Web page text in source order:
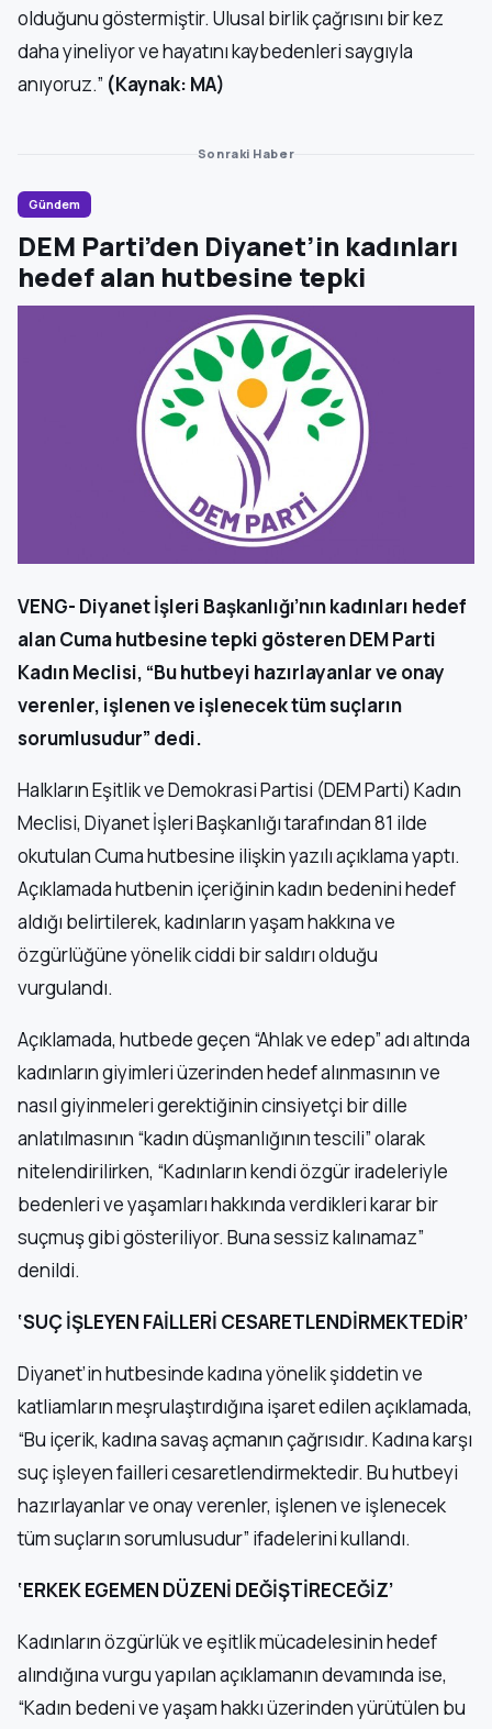
olduğunu göstermiştir. Ulusal birlik çağrısını bir kez
daha yineliyor ve hayatını kaybedenleri saygıyla
anıyoruz.” (Kaynak: MA)
Sonraki Haber
Gündem
DEM Parti’den Diyanet’in kadınları
hedef alan hutbesine tepki
VENG- Diyanet İşleri Başkanlığı’nın kadınları hedef
alan Cuma hutbesine tepki gösteren DEM Parti
Kadın Meclisi, “Bu hutbeyi hazırlayanlar ve onay
verenler, işlenen ve işlenecek tüm suçların
sorumlusudur” dedi.
Halkların Eşitlik ve Demokrasi Partisi (DEM Parti) Kadın
Meclisi, Diyanet İşleri Başkanlığı tarafından 81 ilde
okutulan Cuma hutbesine ilişkin yazılı açıklama yaptı.
Açıklamada hutbenin içeriğinin kadın bedenini hedef
aldığı belirtilerek, kadınların yaşam hakkına ve
özgürlüğüne yönelik ciddi bir saldırı olduğu
vurgulandı.
Açıklamada, hutbede geçen “Ahlak ve edep” adı altında
kadınların giyimleri üzerinden hedef alınmasının ve
nasıl giyinmeleri gerektiğinin cinsiyetçi bir dille
anlatılmasının “kadın düşmanlığının tescili” olarak
nitelendirilirken, “Kadınların kendi özgür iradeleriyle
bedenleri ve yaşamları hakkında verdikleri karar bir
suçmuş gibi gösteriliyor. Buna sessiz kalınamaz”
denildi.
‘SUÇ İŞLEYEN FAİLLERİ CESARETLENDİRMEKTEDİR’
Diyanet’in hutbesinde kadına yönelik şiddetin ve
katliamların meşrulaştırdığına işaret edilen açıklamada,
“Bu içerik, kadına savaş açmanın çağrısıdır. Kadına karşı
suç işleyen failleri cesaretlendirmektedir. Bu hutbeyi
hazırlayanlar ve onay verenler, işlenen ve işlenecek
tüm suçların sorumlusudur” ifadelerini kullandı.
‘ERKEK EGEMEN DÜZENİ DEĞİŞTİRECEĞİZ’
Kadınların özgürlük ve eşitlik mücadelesinin hedef
alındığına vurgu yapılan açıklamanın devamında ise,
“Kadın bedeni ve yaşam hakkı üzerinden yürütülen bu